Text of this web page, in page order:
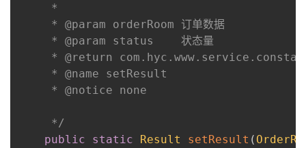
     *
     * @param orderRoom 订单数据
     * @param status    状态量
* @return
     * @name setResult
     * @notice none
     */
public
static Result setResult (